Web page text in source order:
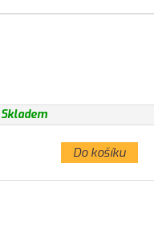
Skladem
Do košíku